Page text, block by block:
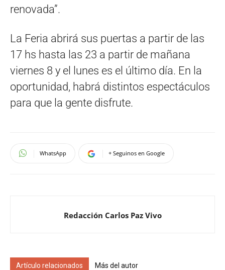
renovada”.
La Feria abrirá sus puertas a partir de las
17 hs hasta las 23 a partir de mañana
viernes 8 y el lunes es el último día. En la
oportunidad, habrá distintos espectáculos
para que la gente disfrute.
WhatsApp + Seguinos en Google
Redacción Carlos Paz Vivo
Artículo relacionados Más del autor